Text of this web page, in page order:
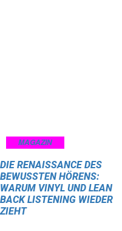
MAGAZIN
DIE RENAISSANCE DES
BEWUSSTEN HÖRENS:
WARUM VINYL UND LEAN
BACK LISTENING WIEDER
ZIEHT